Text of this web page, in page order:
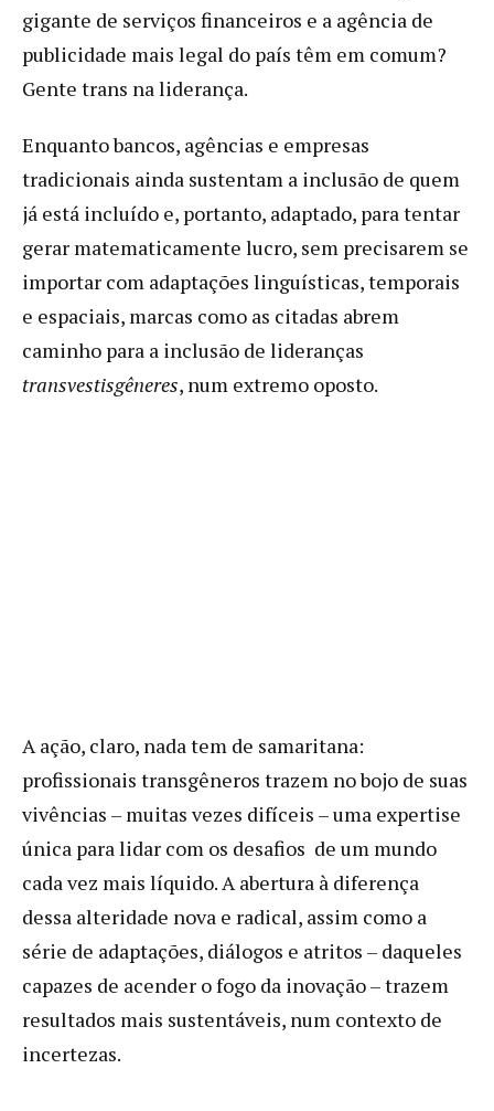
gigante de serviços financeiros e a agência de
publicidade mais legal do país têm em comum?
Gente trans na liderança.
Enquanto bancos, agências e empresas
tradicionais ainda sustentam a inclusão de quem
já está incluído e, portanto, adaptado, para tentar
gerar matematicamente lucro, sem precisarem se
importar com adaptações linguísticas, temporais
e espaciais, marcas como as citadas abrem
caminho para a inclusão de lideranças
transvestisgêneres, num extremo oposto.
A ação, claro, nada tem de samaritana:
profissionais transgêneros trazem no bojo de suas
vivências – muitas vezes difíceis – uma expertise
única para lidar com os desafios de um mundo
cada vez mais líquido. A abertura à diferença
dessa alteridade nova e radical, assim como a
série de adaptações, diálogos e atritos – daqueles
capazes de acender o fogo da inovação – trazem
resultados mais sustentáveis, num contexto de
incertezas.